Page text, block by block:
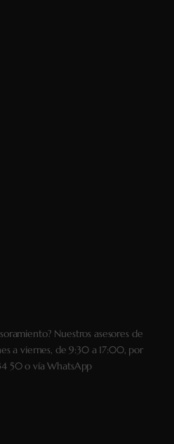
Nuestros asesores de
a viernes, de 9:30 a 17:00, por
50o víaWhatsApp